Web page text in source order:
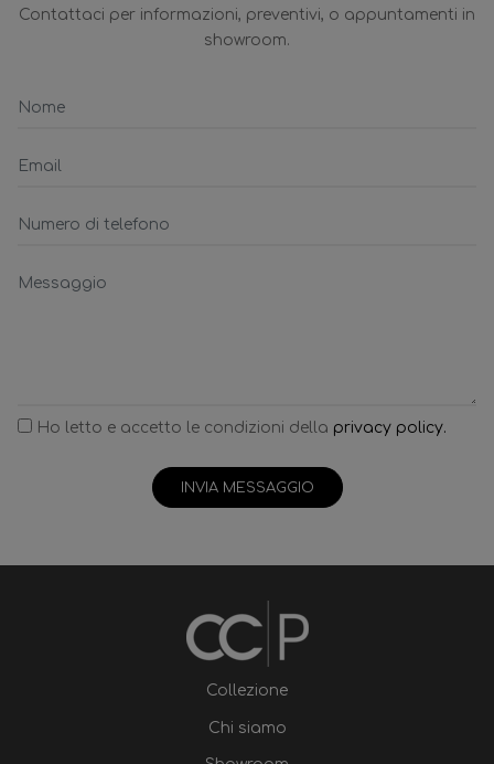
Contattaci per informazioni, preventivi, o appuntamenti in
showroom.
Ho letto e accetto le condizioni della privacy policy.
INVIA MESSAGGIO
Collezione
Chi siamo